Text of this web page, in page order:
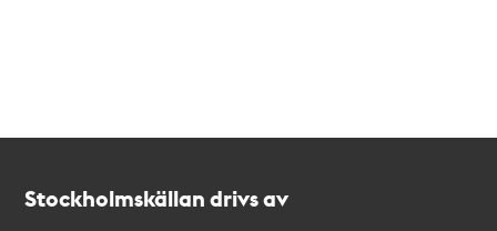
Stockholmskällan drivs av